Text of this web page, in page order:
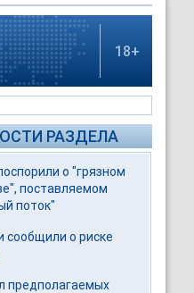
18+
РАЗДЕЛА
о "грязном
поставляемом
поток"
сообщили о риске
предполагаемых